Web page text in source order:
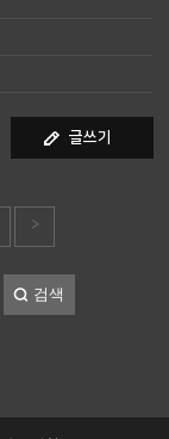
글쓰기
>
검색